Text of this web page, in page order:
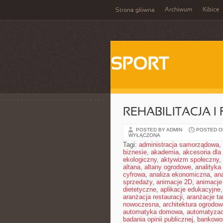
Strona główna Archiwum Kibice
SPORT
REHABILITACJA I
POSTED BY ADMIN POSTED
WYŁĄCZONA
Tagi: administracja samorządowa,
biznesie, akademia, akcesoria
ekologiczny, aktywizm społeczny,
altana, altany ogrodowe, analityka
cyfrowa, analiza ekonomiczna,
sprzedaży, animacje 2D,
dietetyczne, aplikacje edukacyjne,
aranżacja restauracji, aranżacje
nowoczesna, architektura
automatyka domowa,
badania opinii publicznej,